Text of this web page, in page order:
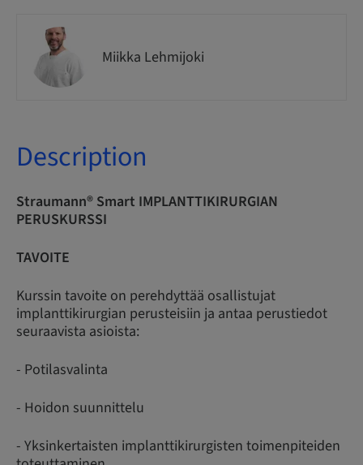
Miikka Lehmijoki
Description
Straumann® Smart IMPLANTTIKIRURGIAN
PERUSKURSSI
TAVOITE
Kurssin tavoite on perehdyttää osallistujat
implanttikirurgian perusteisiin ja antaa perustiedot
seuraavista asioista:
- Potilasvalinta
- Hoidon suunnittelu
- Yksinkertaisten implanttikirurgisten toimenpiteiden